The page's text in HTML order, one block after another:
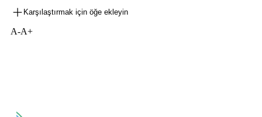
Karşılaştırmak için öğe ekleyin